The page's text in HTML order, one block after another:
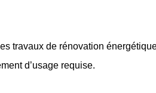
travaux de rénovation
d’usage requise.